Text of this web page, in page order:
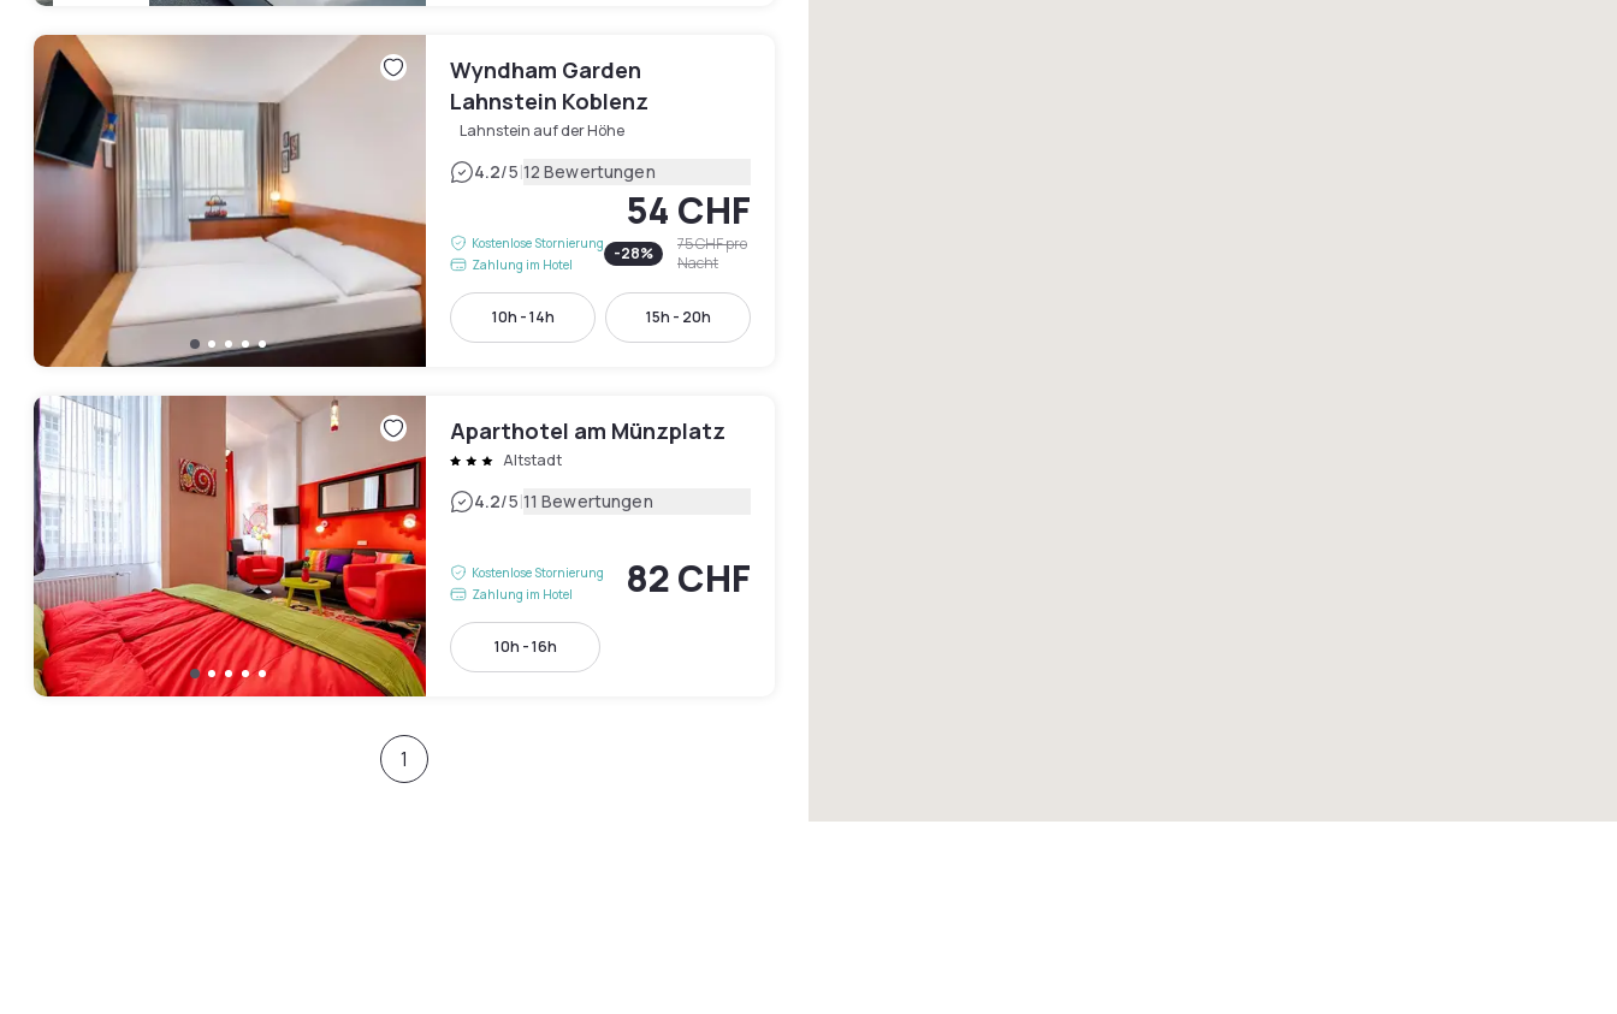
Wyndham Garden
Lahnstein Koblenz
Lahnstein auf der Höhe
4.2/5|12 Bewertungen
Kostenlose Stornierung
Zahlung im Hotel
54 CHF
-28% 75 CHFpro
Nacht
10h - 14h 15h - 20h
Aparthotel am Münzplatz
Altstadt
4.2/5|11 Bewertungen
Kostenlose Stornierung
Zahlung im Hotel
82 CHF
10h - 16h
1